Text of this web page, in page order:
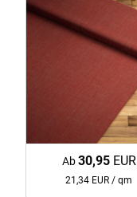
37078
Ab30,95EUR
21,34 EUR / qm